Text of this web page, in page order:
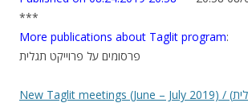
***
More publications about Taglit program
פרסומים על פרוייקט תגלית
New Taglit meetings (June – July 2019) / (פגישות חדשות בתגלית